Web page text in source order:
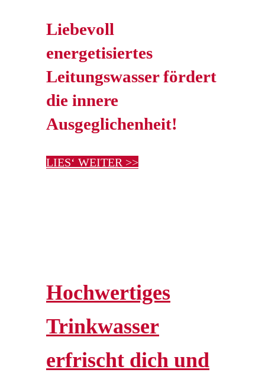
Liebevoll
energetisiertes
Leitungswasser fördert
die innere
Ausgeglichenheit!
LIES‘ WEITER >>
Hochwertiges
Trinkwasser
erfrischt dich und